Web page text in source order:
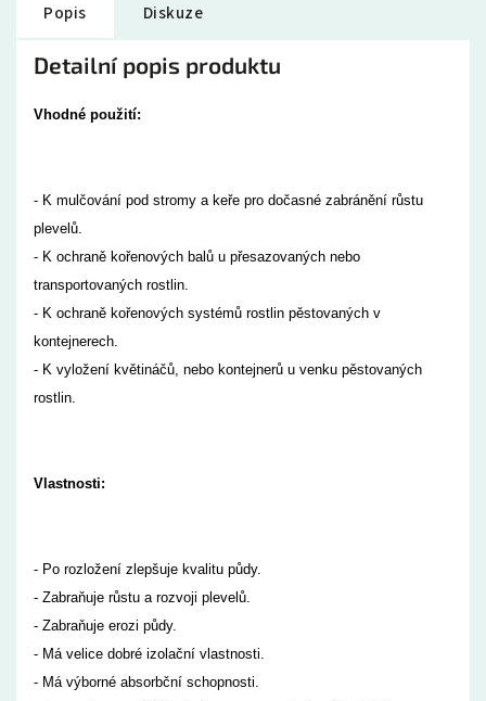
Popis Diskuze
Detailní popis produktu
Vhodné použití:
- K mulčování pod stromy a keře pro dočasné zabránění růstu
plevelů.
- K ochraně kořenových balů u přesazovaných nebo
transportovaných rostlin.
- K ochraně kořenových systémů rostlin pěstovaných v
kontejnerech.
- K vyložení květináčů, nebo kontejnerů u venku pěstovaných
rostlin.
Vlastnosti:
- Po rozložení zlepšuje kvalitu půdy.
- Zabraňuje růstu a rozvoji plevelů.
- Zabraňuje erozi půdy.
- Má velice dobré izolační vlastnosti.
- Má výborné absorbční schopnosti.